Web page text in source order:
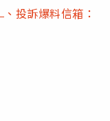
、投訴爆料信箱：